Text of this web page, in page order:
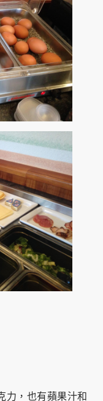
力，也有蘋果汁和